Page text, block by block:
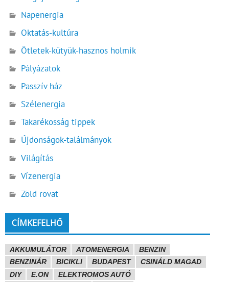
Napenergia
Oktatás-kultúra
Ötletek-kütyük-hasznos holmik
Pályázatok
Passzív ház
Szélenergia
Takarékosság tippek
Újdonságok-találmányok
Világítás
Vízenergia
Zöld rovat
CÍMKEFELHŐ
AKKUMULÁTOR ATOMENERGIA
BENZIN
BENZINÁR
BICIKLI BUDAPEST
CSINÁLD MAGAD
DIY
E.ON
ELEKTROMOS AUTÓ